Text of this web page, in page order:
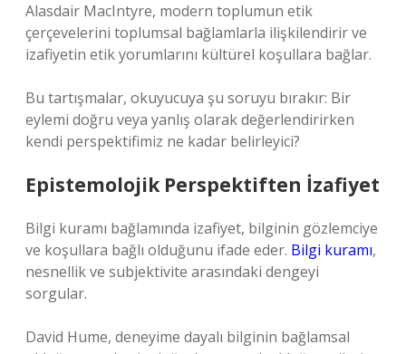
Alasdair MacIntyre, modern toplumun etik
çerçevelerini toplumsal bağlamlarla ilişkilendirir ve
izafiyetin etik yorumlarını kültürel koşullara bağlar.
Bu tartışmalar, okuyucuya şu soruyu bırakır: Bir
eylemi doğru veya yanlış olarak değerlendirirken
kendi perspektifimiz ne kadar belirleyici?
Epistemolojik Perspektiften İzafiyet
Bilgi kuramı bağlamında izafiyet, bilginin gözlemciye
ve koşullara bağlı olduğunu ifade eder. Bilgi kuramı,
nesnellik ve subjektivite arasındaki dengeyi
sorgular.
David Hume, deneyime dayalı bilginin bağlamsal